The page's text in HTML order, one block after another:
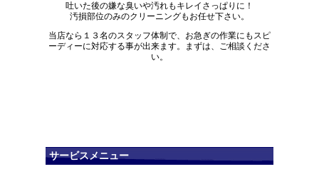
吐いた後の嫌な臭いや汚れもキレイさっぱりに！
汚損部位のみのクリーニングもお任せ下さい。
当店なら１３名のスタッフ体制で、お急ぎの作業にもスピ
ーディーに対応する事が出来ます。まずは、ご相談くださ
い。
サービスメニュー